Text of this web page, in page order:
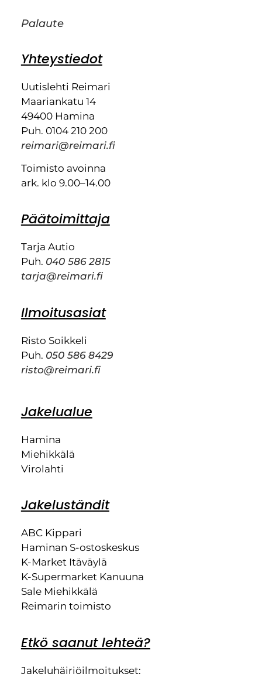
Palaute
Yhteystiedot
Uutislehti Reimari
Maariankatu 14
49400 Hamina
Puh. 0104 210 200
reimari@reimari.fi
Toimisto avoinna
ark. klo 9.00–14.00
Päätoimittaja
Tarja Autio
Puh. 040 586 2815
tarja@reimari.fi
Ilmoitusasiat
Risto Soikkeli
Puh. 050 586 8429
risto@reimari.fi
Jakelualue
Hamina
Miehikkälä
Virolahti
Jakeluständit
ABC Kippari
Haminan S-ostoskeskus
K-Market Itäväylä
K-Supermarket Kanuuna
Sale Miehikkälä
Reimarin toimisto
Etkö saanut lehteä?
Jakeluhäiriöilmoitukset: